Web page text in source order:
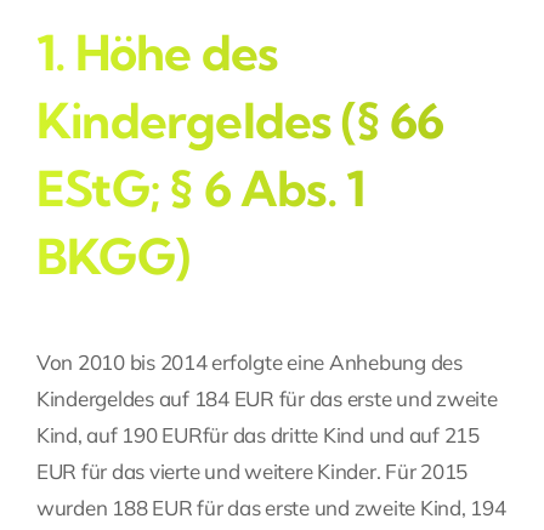
1. Höhe des
Kindergeldes (§ 66
EStG; § 6 Abs. 1
BKGG)
Von 2010 bis 2014 erfolgte eine Anhebung des
Kindergeldes auf 184 EUR für das erste und zweite
Kind, auf 190 EURfür das dritte Kind und auf 215
EUR für das vierte und weitere Kinder. Für 2015
wurden 188 EUR für das erste und zweite Kind, 194